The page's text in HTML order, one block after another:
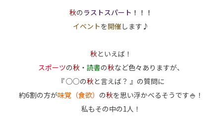
秋のラストスパート ！！！
イベントを開催します♪
秋といえば！
スポーツの秋 ・ 読書の秋など色々ありますが、
『 ○○の秋と言えば？ 』の質問に
約6割の方が味覚（食欲） の秋を思い浮かべるそうです🍚！
私もその中の1人！